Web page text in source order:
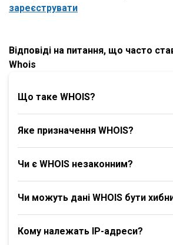
зареєструвати
Відповіді на питання, що часто
Whois
Що таке WHOIS?
Яке призначення WHOIS?
Чи є WHOIS незаконним?
Чи можуть дані WHOIS бути
Кому належать IP-адреси?